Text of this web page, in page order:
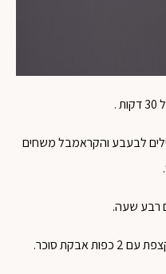
.
לבעבע והקראמבל משחים
רבע שעה.
אבקת סוכר.